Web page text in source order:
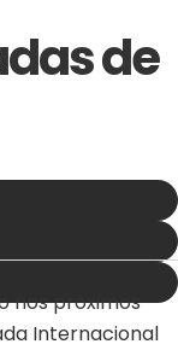
de
nos próximos
Internacional